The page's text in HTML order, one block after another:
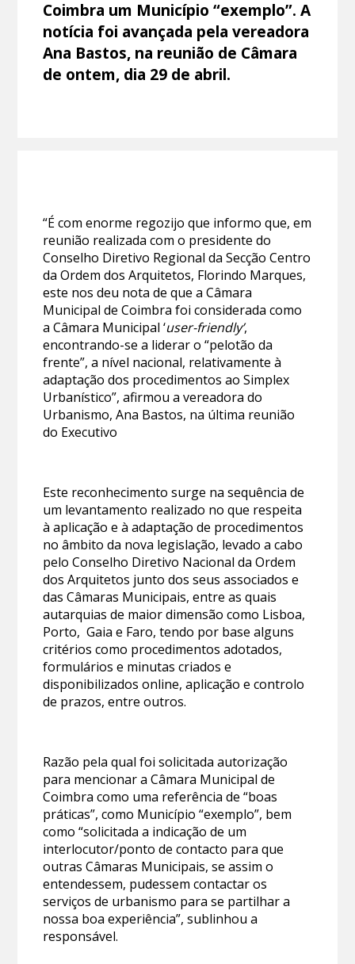
Coimbra um Município “exemplo”. A
notícia foi avançada pela vereadora
Ana Bastos, na reunião de Câmara
de ontem, dia 29 de abril.
“É com enorme regozijo que informo que, em
reunião realizada com o presidente do
Conselho Diretivo Regional da Secção Centro
da Ordem dos Arquitetos, Florindo Marques,
este nos deu nota de que a Câmara
Municipal de Coimbra foi considerada como
a Câmara Municipal ‘user-friendly’,
encontrando-se a liderar o “pelotão da
frente”, a nível nacional, relativamente à
adaptação dos procedimentos ao Simplex
Urbanístico”, afirmou a vereadora do
Urbanismo, Ana Bastos, na última reunião
do Executivo
Este reconhecimento surge na sequência de
um levantamento realizado no que respeita
à aplicação e à adaptação de procedimentos
no âmbito da nova legislação, levado a cabo
pelo Conselho Diretivo Nacional da Ordem
dos Arquitetos junto dos seus associados e
das Câmaras Municipais, entre as quais
autarquias de maior dimensão como Lisboa,
Porto, Gaia e Faro, tendo por base alguns
critérios como procedimentos adotados,
formulários e minutas criados e
disponibilizados online, aplicação e controlo
de prazos, entre outros.
Razão pela qual foi solicitada autorização
para mencionar a Câmara Municipal de
Coimbra como uma referência de “boas
práticas”, como Município “exemplo”, bem
como “solicitada a indicação de um
interlocutor/ponto de contacto para que
outras Câmaras Municipais, se assim o
entendessem, pudessem contactar os
serviços de urbanismo para se partilhar a
nossa boa experiência”, sublinhou a
responsável.